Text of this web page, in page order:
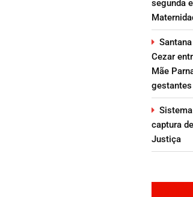
segunda
Cezar
Mãe
gestantes
captura
Justiça